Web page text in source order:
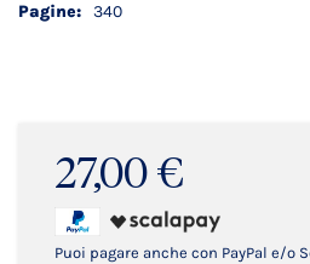
27,00 €
Puoi pagare anche con PayPal e/o
340